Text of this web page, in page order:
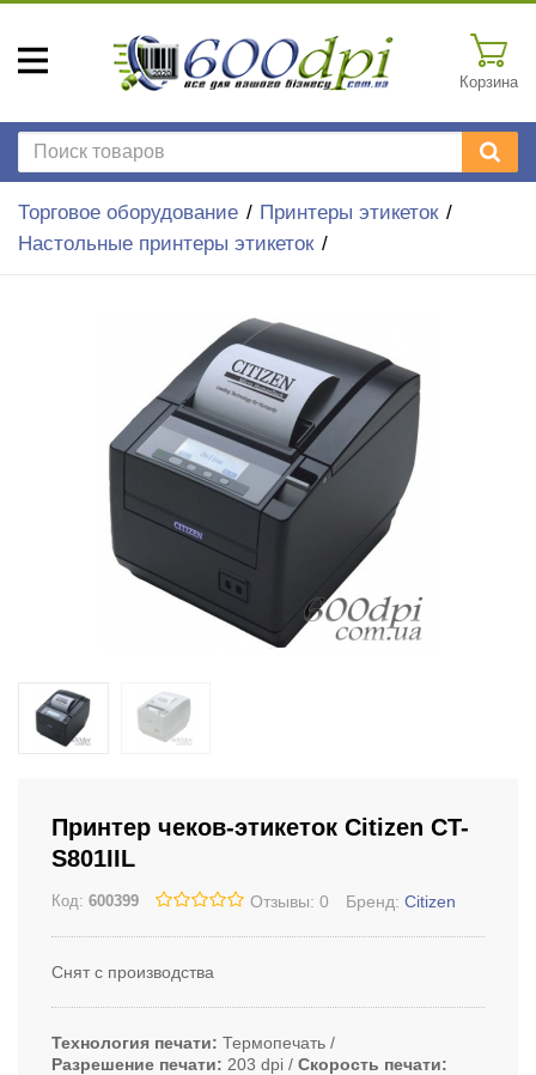
Корзина
Торговое оборудование
Принтеры этикеток
Настольные принтеры этикеток
Принтер чеков-этикеток Citizen CT-
S801IIL
Код: 600399 Отзывы: 0 Бренд: Citizen
Снят с производства
Технология печати
Термопечать
Разрешение печати
203 dpi
Скорость печати